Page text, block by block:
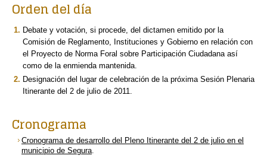
Orden del día
Debate y votación, si procede, del dictamen emitido por la
Comisión de Reglamento, Instituciones y Gobierno en relación con
el Proyecto de Norma Foral sobre Participación Ciudadana así
como de la enmienda mantenida.
Designación del lugar de celebración de la próxima Sesión Plenaria
Itinerante del 2 de julio de 2011.
Cronograma
Cronograma de desarrollo del Pleno Itinerante del 2 de julio en el
municipio de Segura.